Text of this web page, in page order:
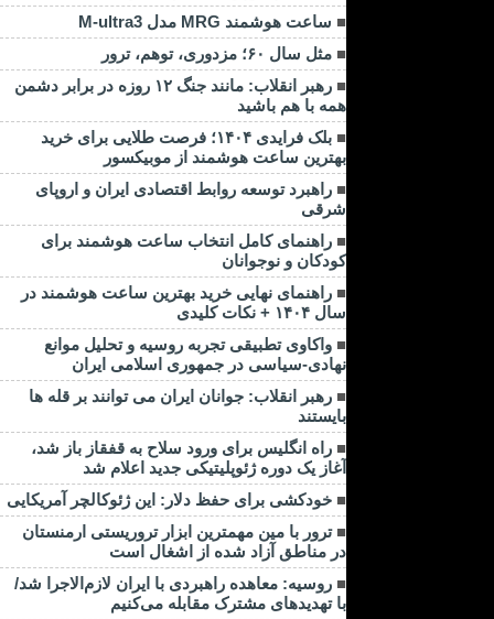
ساعت هوشمند MRG مدل M-ultra3
مثل سال ۶۰؛ مزدوری، توهم، ترور
رهبر انقلاب: مانند جنگ ۱۲ روزه در برابر دشمن
همه با هم باشید
بلک فرایدی ۱۴۰۴؛ فرصت طلایی برای خرید
بهترین ساعت هوشمند از موبیکسور
راهبرد توسعه روابط اقتصادی ایران و اروپای
شرقی
راهنمای کامل انتخاب ساعت هوشمند برای
کودکان و نوجوانان
راهنمای نهایی خرید بهترین ساعت هوشمند در
سال ۱۴۰۴ + نکات کلیدی
واکاوی تطبیقی تجربه روسیه و تحلیل موانع
نهادی-سیاسی در جمهوری اسلامی ایران
رهبر انقلاب: جوانان ایران می توانند بر قله ها
بایستند
راه انگلیس برای ورود سلاح به قفقاز باز شد،
آغاز یک دوره ژئوپلیتیکی جدید اعلام شد
خودکشی برای حفظ دلار: این ژئوکالچر آمریکایی
ترور با مین مهمترین ابزار تروریستی ارمنستان
در مناطق آزاد شده از اشغال است
روسیه: معاهده راهبردی با ایران لازم‌الاجرا شد/
با تهدیدهای مشترک مقابله می‌کنیم